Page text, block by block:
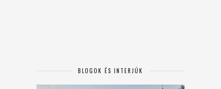
BLOGOK ÉS INTERJÚK